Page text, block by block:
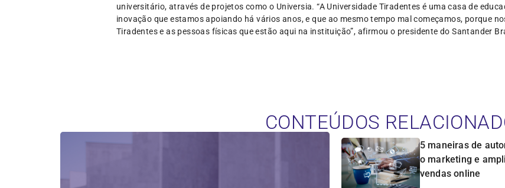
universitário, através de projetos como o Universia. “A Universidade Tiradentes é uma casa de
inovação que estamos apoiando há vários anos, e que ao mesmo tempo mal começamos, porque
Tiradentes e as pessoas físicas que estão aqui na instituição”, afirmou o presidente do Santander
CONTEÚDOS
5 maneiras de
o marketing e
vendas online